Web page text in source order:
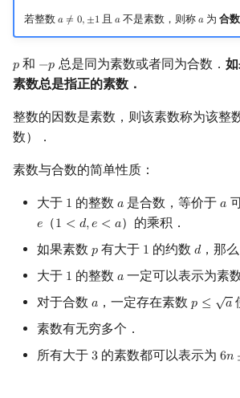
若整数 𝑎 ≠ 0, ±1
a≠0 ±1 且𝑎
a不是素数，则称 𝑎
a为 合数
𝑝
p 和 −𝑝
−p 总是同为素数或者同为合数．
素数总是指正的素数．
整数的因数是素数，则该素数称为该整
数）．
素数与合数的简单性质：
大于 1
1 的整数 𝑎
a 是合数，等价于𝑎
a
𝑒
e （1 < 𝑑,𝑒 < 𝑎
1 <d e<a
）的乘积．
如果素数 𝑝
p 有大于 1
1 的约数𝑑
d，那
大于 1
1 的整数 𝑎
a 一定可以表示为素
对于合数 𝑎
a ，一定存在素数𝑝 ≤
√
𝑎
p ≤a
素数有无穷多个．
所有大于 3
3 的素数都可以表示为 6𝑛
6n ±